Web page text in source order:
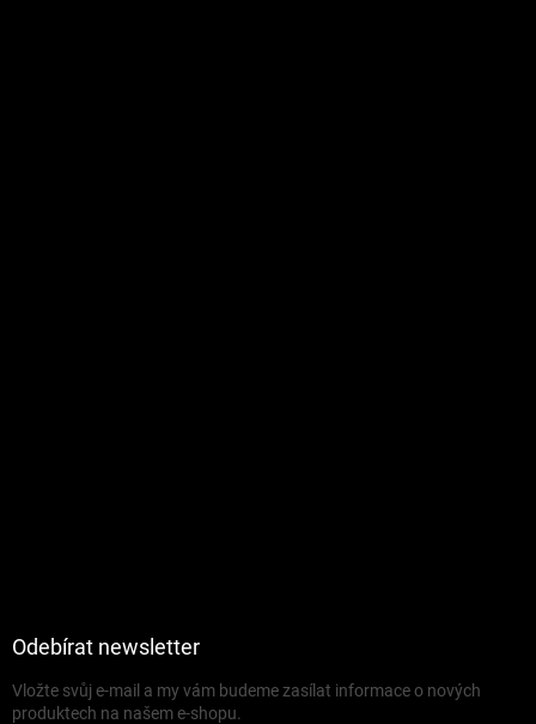
Odebírat newsletter
Vložte svůj e-mail a my vám budeme zasílat informace o nových
produktech na našem e-shopu.